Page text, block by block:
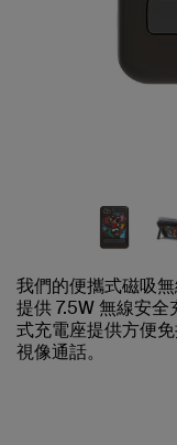
我們的便攜式磁吸
提供 7.5W 無線安
式充電座提供方便
視像通話。